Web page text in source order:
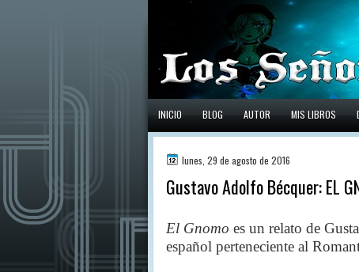
INICIO BLOG AUTOR MIS LIBROS
lunes, 29 de agosto de 2016
Gustavo Adolfo Bécquer: EL
El Gnomo es un relato de
español perteneciente al